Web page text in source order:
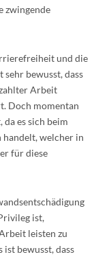
zwingende
und die
bewusst, dass
Arbeit
Doch momentan
es sich beim
handelt, welcher in
für diese
ist,
leisten zu
ist bewusst, dass